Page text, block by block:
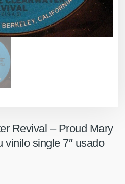
Revival – Proud Mary
single 7″ usado